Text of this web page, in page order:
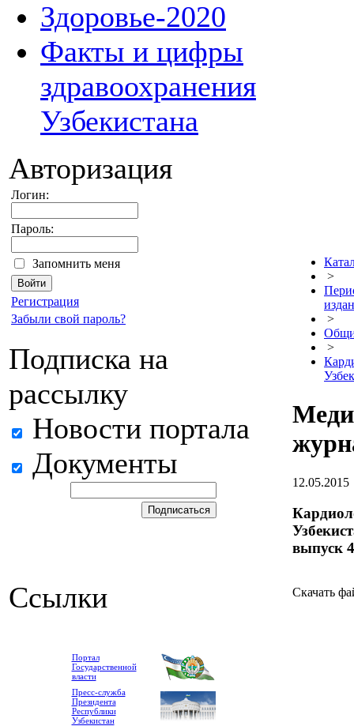
Здоровье-2020
Факты и цифры
здравоохранения
Узбекистана
Авторизация
Логин:
Пароль:
Запомнить меня
Регистрация
Забыли свой пароль?
Подписка на
рассылку
Новости портала
Документы
Ссылки
Портал
Государственной
власти
Пресс-служба
Президента
Республики
Узбекистан
>
>
>
12.05.2015
выпуск 4
Скачать